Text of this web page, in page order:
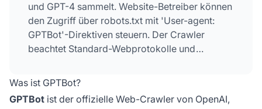
und GPT-4 sammelt. Website-Betreiber können
den Zugriff über robots.txt mit 'User-agent:
GPTBot'-Direktiven steuern. Der Crawler
beachtet Standard-Webprotokolle und
Was ist GPTBot?
GPTBot ist der offizielle Web-Crawler von OpenAI,